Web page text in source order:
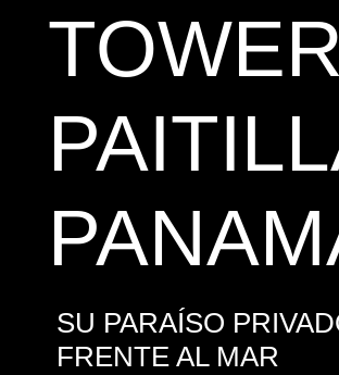
SU PARAÍSO
FRENTE AL MAR